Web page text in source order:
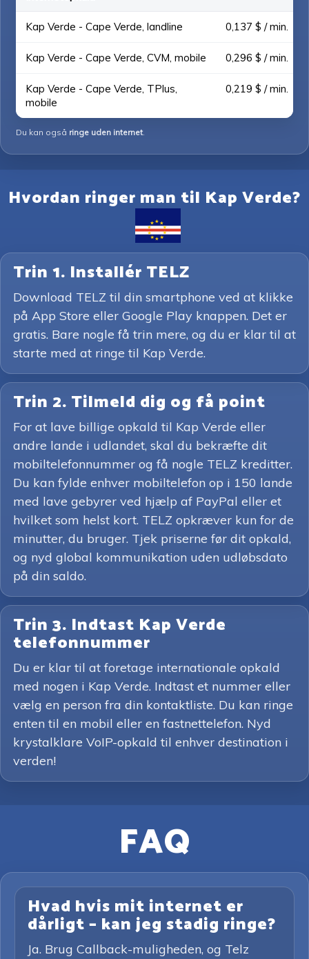
Kap Verde - Cape Verde, landline 0,137 $ / min.
Kap Verde - Cape Verde, CVM, mobile 0,296 $ / min.
Kap Verde - Cape Verde, TPlus,
mobile
0,219 $ / min.
Du kan også ringe uden internet.
Hvordan ringer man til Kap Verde?
Trin 1. Installér TELZ
Download TELZ til din smartphone ved at klikke
på App Store eller Google Play knappen. Det er
gratis. Bare nogle få trin mere, og du er klar til at
starte med at ringe til Kap Verde.
Trin 2. Tilmeld dig og få point
For at lave billige opkald til Kap Verde eller
andre lande i udlandet, skal du bekræfte dit
mobiltelefonnummer og få nogle TELZ kreditter.
Du kan fylde enhver mobiltelefon op i 150 lande
med lave gebyrer ved hjælp af PayPal eller et
hvilket som helst kort. TELZ opkræver kun for de
minutter, du bruger. Tjek priserne før dit opkald,
og nyd global kommunikation uden udløbsdato
på din saldo.
Trin 3. Indtast Kap Verde
telefonnummer
Du er klar til at foretage internationale opkald
med nogen i Kap Verde. Indtast et nummer eller
vælg en person fra din kontaktliste. Du kan ringe
enten til en mobil eller en fastnettelefon. Nyd
krystalklare VoIP-opkald til enhver destination i
verden!
FAQ
Hvad hvis mit internet er
dårligt – kan jeg stadig ringe?
Ja. Brug Callback-muligheden, og Telz